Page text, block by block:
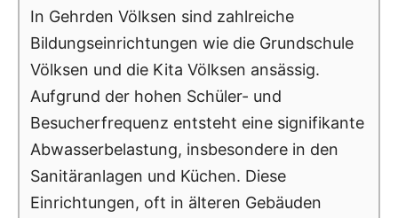
In Gehrden Völksen sind zahlreiche
Bildungseinrichtungen wie die Grundschule
Völksen und die Kita Völksen ansässig.
Aufgrund der hohen Schüler- und
Besucherfrequenz entsteht eine signifikante
Abwasserbelastung, insbesondere in den
Sanitäranlagen und Küchen. Diese
Einrichtungen, oft in älteren Gebäuden